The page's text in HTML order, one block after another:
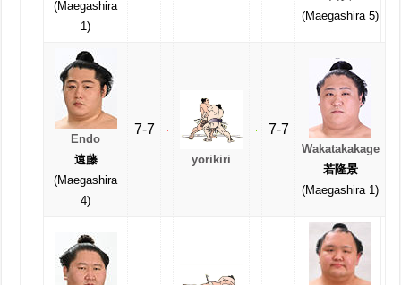
(Maegashira
1)
(Maegashira 5)
Endo
遠藤
(Maegashira
4)
7-7
yorikiri
7-7
Wakatakakage
若隆景
(Maegashira 1)